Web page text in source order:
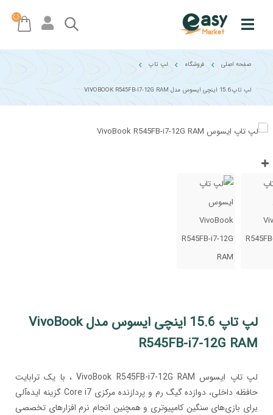
صفحه اصلی فروشگاه لپ تاپ
لپ تاپ 15.6 اینچی ایسوس مدل VIVOBOOK R545FB-I7-12G RAM
لپ تاپ 15.6 اینچی ایسوس مدل VivoBook
R545FB-i7-12G RAM
لپ تاپ ایسوس VivoBook R545FB-i7-12G RAM ، با یک ترابایت
حافظه داخلی، دوازده گیگ رم و پردازنده مرکزی Core i7 گزینه ایده‌آلی
برای بازی‌های سنگین کامپیوتری و همچنین انجام نرم افزار‌های تخصصی